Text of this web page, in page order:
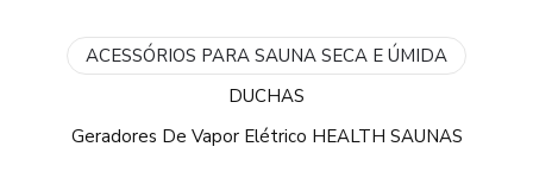
ACESSÓRIOS PARA SAUNA SECA E ÚMIDA
DUCHAS
Geradores De Vapor Elétrico HEALTH SAUNAS